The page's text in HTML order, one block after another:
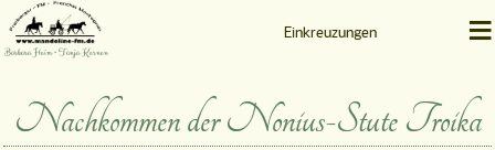
Barbara Heim • Tanja Kernen
Einkreuzungen ≡
Nachkommen der Nonius-Stute Troika